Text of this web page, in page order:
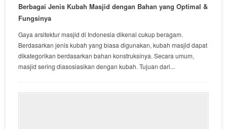
Berbagai Jenis Kubah Masjid dengan Bahan yang Optimal &
Fungsinya
Gaya arsitektur masjid di Indonesia dikenal cukup beragam.
Berdasarkan jenis kubah yang biasa digunakan, kubah masjid dapat
dikategorikan berdasarkan bahan konstruksinya. Secara umum,
masjid sering diasosiasikan dengan kubah. Tujuan dari...